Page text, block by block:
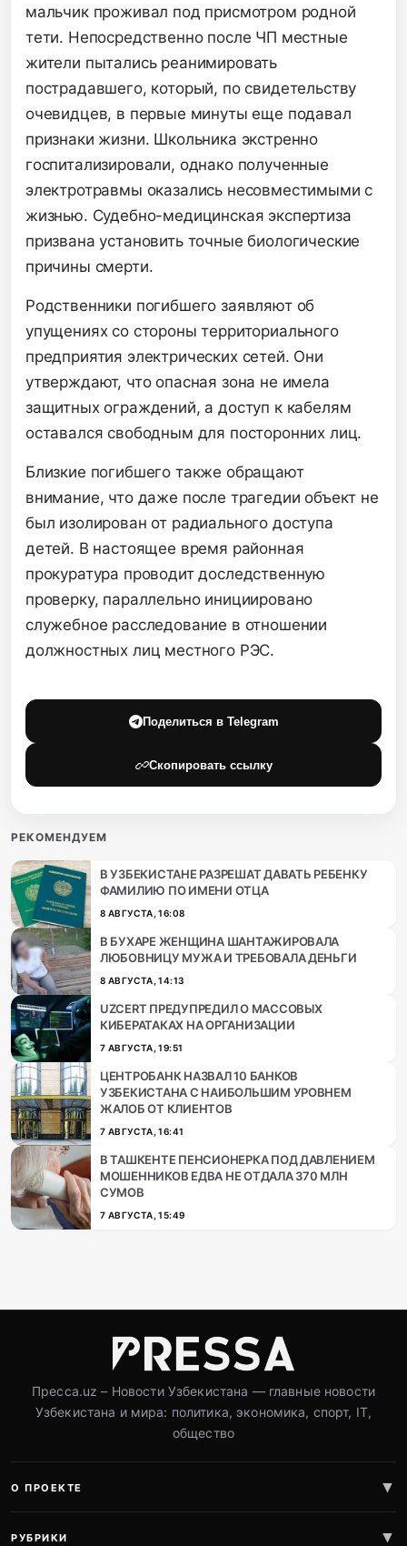
мальчик проживал под присмотром родной
тети. Непосредственно после ЧП местные
жители пытались реанимировать
пострадавшего, который, по свидетельству
очевидцев, в первые минуты еще подавал
признаки жизни. Школьника экстренно
госпитализировали, однако полученные
электротравмы оказались несовместимыми с
жизнью. Судебно-медицинская экспертиза
призвана установить точные биологические
причины смерти.
Родственники погибшего заявляют об
упущениях со стороны территориального
предприятия электрических сетей. Они
утверждают, что опасная зона не имела
защитных ограждений, а доступ к кабелям
оставался свободным для посторонних лиц.
Близкие погибшего также обращают
внимание, что даже после трагедии объект не
был изолирован от радиального доступа
детей. В настоящее время районная
прокуратура проводит доследственную
проверку, параллельно инициировано
служебное расследование в отношении
должностных лиц местного РЭС.
Поделиться в Telegram
Скопировать ссылку
РЕКОМЕНДУЕМ
В УЗБЕКИСТАНЕ РАЗРЕШАТ ДАВАТЬ РЕБЕНКУ
ФАМИЛИЮ ПО ИМЕНИ ОТЦА
8 АВГУСТА, 16:08
В БУХАРЕ ЖЕНЩИНА ШАНТАЖИРОВАЛА
ЛЮБОВНИЦУ МУЖА И ТРЕБОВАЛА ДЕНЬГИ
8 АВГУСТА, 14:13
UZCERT ПРЕДУПРЕДИЛ О МАССОВЫХ
КИБЕРАТАКАХ НА ОРГАНИЗАЦИИ
7 АВГУСТА, 19:51
ЦЕНТРОБАНК НАЗВАЛ 10 БАНКОВ
УЗБЕКИСТАНА С НАИБОЛЬШИМ УРОВНЕМ
ЖАЛОБ ОТ КЛИЕНТОВ
7 АВГУСТА, 16:41
В ТАШКЕНТЕ ПЕНСИОНЕРКА ПОД ДАВЛЕНИЕМ
МОШЕННИКОВ ЕДВА НЕ ОТДАЛА 370 МЛН
СУМОВ
7 АВГУСТА, 15:49
Пресса.uz – Новости Узбекистана — главные новости
Узбекистана и мира: политика, экономика, спорт, IT,
общество
О ПРОЕКТЕ
РУБРИКИ